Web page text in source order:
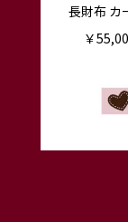
長財布 カ
￥